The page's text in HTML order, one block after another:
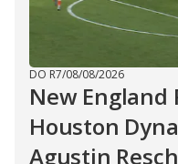
DO R7/08/08/2026
New England
Houston
Agustin Resch